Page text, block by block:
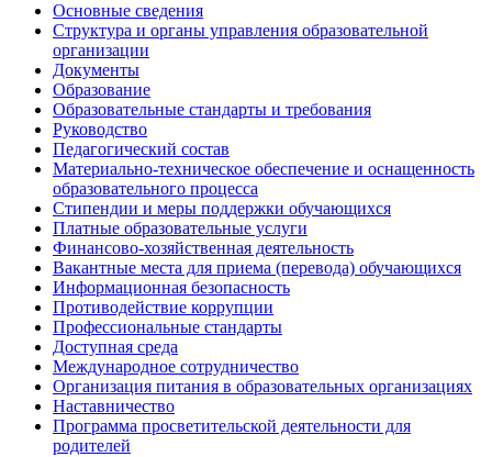
Основные сведения
Структура и органы управления образовательной
организации
Документы
Образование
Образовательные стандарты и требования
Руководство
Педагогический состав
Материально-техническое обеспечение и оснащенность
образовательного процесса
Стипендии и меры поддержки обучающихся
Платные образовательные услуги
Финансово-хозяйственная деятельность
Вакантные места для приема (перевода) обучающихся
Информационная безопасность
Противодействие коррупции
Профессиональные стандарты
Доступная среда
Международное сотрудничество
Организация питания в образовательных организациях
Наставничество
Программа просветительской деятельности для
родителей